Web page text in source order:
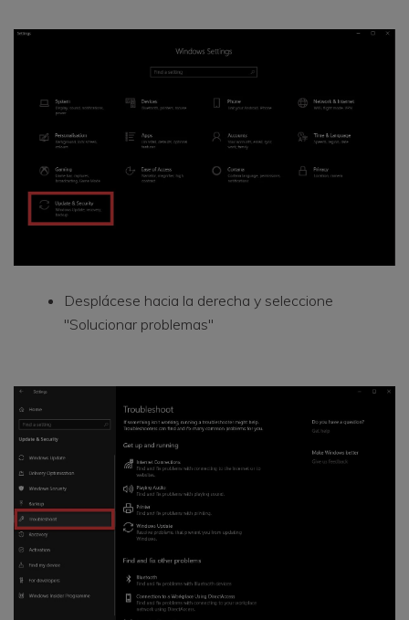
Desplácese hacia la derecha y seleccione
"Solucionar problemas"